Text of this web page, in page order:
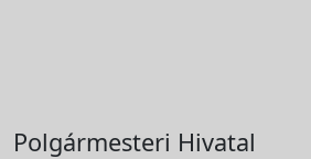
Polgármesteri Hivatal